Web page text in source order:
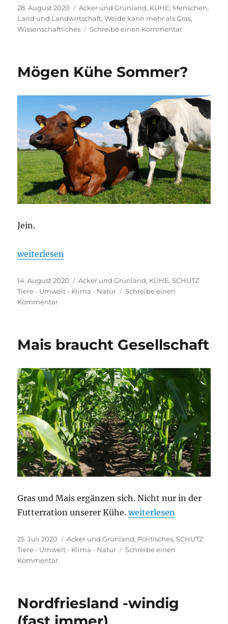
Veröffentlicht
am
28. August 2020 Kategorien
Acker und Grünland, KÜHE, Menschen,
Land und Landwirtschaft,Weide kann mehr als Gras,
Wissenschaftliches
Schreibe einen Kommentarzu
Mögen Kühe Sommer?
Jein.
„Mögen Kühe Sommer?“
weiterlesen
Veröffentlicht
am
14. August 2020 Kategorien
Acker und Grünland, KÜHE,SCHUTZ
Tiere - Umwelt - Klima - Natur
Schreibe einen
Kommentarzu
Mais braucht Gesellschaft
Gras und Mais ergänzen sich. Nicht nur in der
Futterration unserer Kühe.„Mais braucht
weiterlesen
Veröffentlicht
am
25. Juli 2020 Kategorien
Acker und Grünland, Politisches,SCHUTZ
Tiere - Umwelt - Klima - Natur
Schreibe einen
Kommentarzu
Nordfriesland -windig